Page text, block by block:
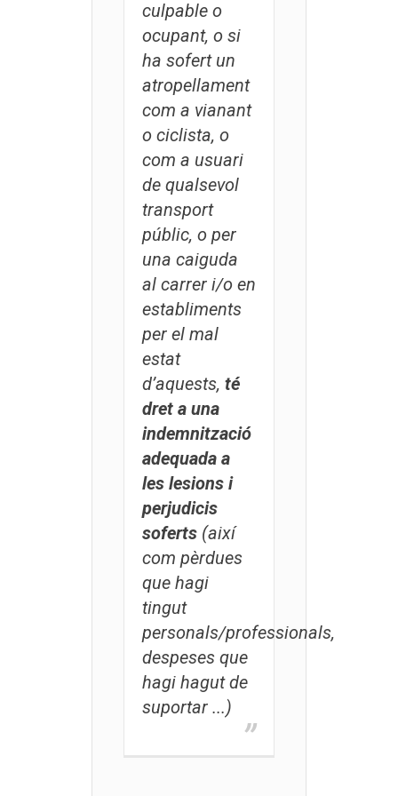
culpable o
ocupant, o si
ha sofert un
atropellament
com a vianant
o ciclista, o
com a usuari
de qualsevol
transport
públic, o per
una caiguda
al carrer i/o en
establiments
per el mal
estat
d’aquests, té
dret a una
indemnització
adequada a
les lesions i
perjudicis
soferts (així
com pèrdues
que hagi
tingut
personals/professionals,
despeses que
hagi hagut de
suportar ...)